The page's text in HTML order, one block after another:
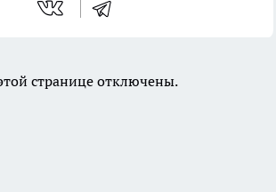
странице отключены.